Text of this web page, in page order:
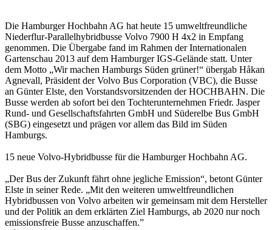
Die Hamburger Hochbahn AG hat heute 15 umweltfreundliche
Niederflur-Parallelhybridbusse Volvo 7900 H 4x2 in Empfang
genommen. Die Übergabe fand im Rahmen der Internationalen
Gartenschau 2013 auf dem Hamburger IGS-Gelände statt. Unter
dem Motto „Wir machen Hamburgs Süden grüner!“ übergab Håkan
Agnevall, Präsident der Volvo Bus Corporation (VBC), die Busse
an Günter Elste, den Vorstandsvorsitzenden der HOCHBAHN. Die
Busse werden ab sofort bei den Tochterunternehmen Friedr. Jasper
Rund- und Gesellschaftsfahrten GmbH und Süderelbe Bus GmbH
(SBG) eingesetzt und prägen vor allem das Bild im Süden
Hamburgs.
15 neue Volvo-Hybridbusse für die Hamburger Hochbahn AG.
„Der Bus der Zukunft fährt ohne jegliche Emission“, betont Günter
Elste in seiner Rede. „Mit den weiteren umweltfreundlichen
Hybridbussen von Volvo arbeiten wir gemeinsam mit dem Hersteller
und der Politik an dem erklärten Ziel Hamburgs, ab 2020 nur noch
emissionsfreie Busse anzuschaffen.”